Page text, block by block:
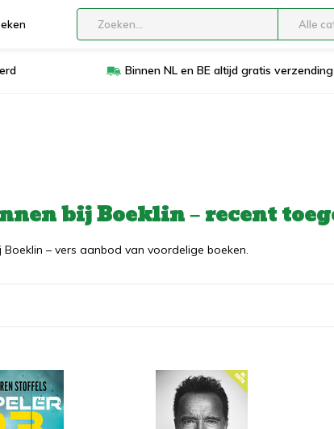
Alle
Binnen NL en BE altijd gratis
bij Boeklin – recent
Boeklin – vers aanbod van voordelige boeken.